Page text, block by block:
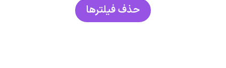
حذف فیلتر‌ها